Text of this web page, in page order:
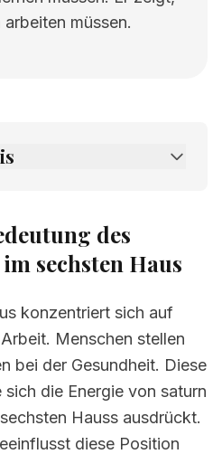
müssen.
des
sechsten Haus
konzentriert sich auf
Menschen stellen
bei der Gesundheit. Diese
die Energie von saturn
Hauss ausdrückt.
diese Position